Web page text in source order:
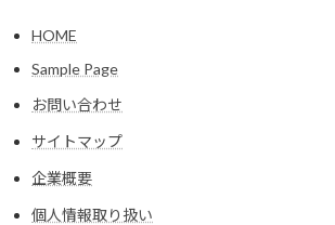
HOME
Sample Page
お問い合わせ
サイトマップ
企業概要
個人情報取り扱い